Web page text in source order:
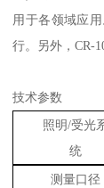
用于各领域应
行。另外，CR-
技术参数
照明/受光
统
测量口径